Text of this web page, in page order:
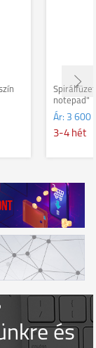
notepad"
Ár: 3 600
3-4 hét
és